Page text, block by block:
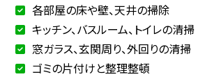
各部屋の床や壁、天井の掃除
キッチン、バスルーム、トイレの清掃
窓ガラス、玄関周り、外回りの清掃
ゴミの片付けと整理整頓